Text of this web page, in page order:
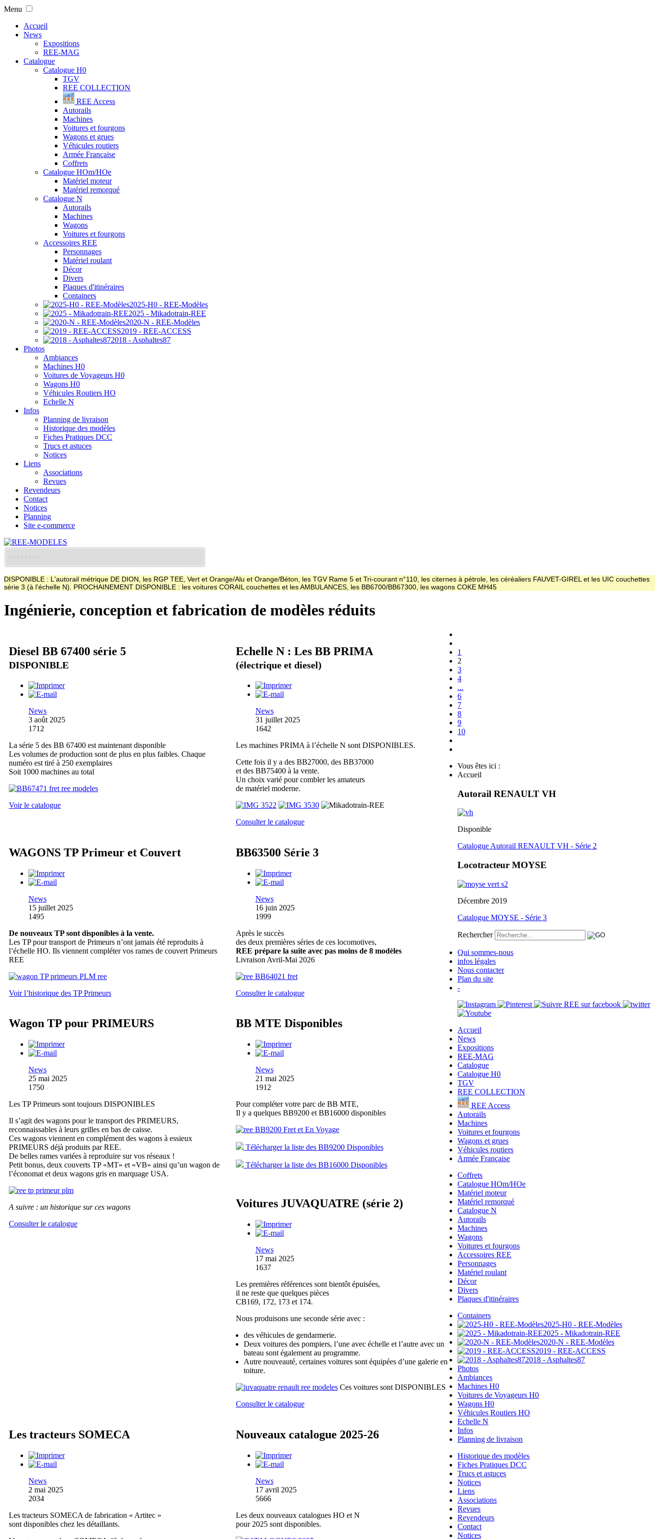
Menu
Accueil
News
Expositions
REE-MAG
Catalogue
Catalogue H0
TGV
REE COLLECTION
REE Access
Autorails
Machines
Voitures et fourgons
Wagons et grues
Véhicules routiers
Armée Française
Coffrets
Catalogue HOm/HOe
Matériel moteur
Matériel remorqué
Catalogue N
Autorails
Machines
Wagons
Voitures et fourgons
Accessoires REE
Personnages
Matériel roulant
Décor
Divers
Plaques d'itinéraires
Containers
2025-H0 - REE-Modèles
2025 - Mikadotrain-REE
2020-N - REE-Modèles
2019 - REE-ACCESS
2018 - Asphaltes87
Photos
Ambiances
Machines H0
Voitures de Voyageurs H0
Wagons H0
Véhicules Routiers HO
Echelle N
Infos
Planning de livraison
Historique des modèles
Fiches Pratiques DCC
Trucs et astuces
Notices
Liens
Associations
Revues
Revendeurs
Contact
Notices
Planning
Site e-commerce
DISPONIBLE : L'autorail métrique DE DION, les RGP TEE, Vert et Orange/Alu et Orange/Béton, les TGV Rame 5 et Tri-courant n°110, les citernes à pétrole, les céréaliers FAUVET-GIREL et les UIC couchettes
série 3 (à l'échelle N). PROCHAINEMENT DISPONIBLE : les voitures CORAIL couchettes et les AMBULANCES, les BB6700/BB67300, les wagons COKE MH45
Ingénierie, conception et fabrication de modèles réduits
Diesel BB 67400 série 5
DISPONIBLE
News
3 août 2025
1712
La série 5 des BB 67400 est maintenant disponible
Les volumes de production sont de plus en plus faibles. Chaque
numéro est tiré à 250 exemplaires
Soit 1000 machines au total
Voir le catalogue
Echelle N : Les BB PRIMA
(électrique et diesel)
News
31 juillet 2025
1642
Les machines PRIMA à l’échelle N sont DISPONIBLES.
Cette fois il y a des BB27000, des BB37000
et des BB75400 à la vente.
Un choix varié pour combler les amateurs
de matériel moderne.
Consulter le catalogue
WAGONS TP Primeur et Couvert
News
15 juillet 2025
1495
De nouveaux TP sont disponibles à la vente.
Les TP pour transport de Primeurs n’ont jamais été reproduits à
l’échelle HO. Ils viennent compléter vos rames de couvert Primeurs
REE
Voir l’historique des TP Primeurs
BB63500 Série 3
News
16 juin 2025
1999
Après le succès
des deux premières séries de ces locomotives,
REE prépare la suite avec pas moins de 8 modèles
Livraison Avril-Mai 2026
Consulter le catalogue
Wagon TP pour PRIMEURS
News
25 mai 2025
1750
Les TP Primeurs sont toujours DISPONIBLES
Il s’agit des wagons pour le transport des PRIMEURS,
reconnaissables à leurs grilles en bas de caisse.
Ces wagons viennent en complément des wagons à essieux
PRIMEURS déjà produits par REE.
De belles rames variées à reproduire sur vos réseaux !
Petit bonus, deux couverts TP «MT» et «VB» ainsi qu’un wagon de
l’économat et deux wagons gris en marquage USA.
A suivre : un historique sur ces wagons
Consulter le catalogue
BB MTE Disponibles
News
21 mai 2025
1912
Pour compléter votre parc de BB MTE,
Il y a quelques BB9200 et BB16000 disponibles
Télécharger la liste des BB9200 Disponibles
Télécharger la liste des BB16000 Disponibles
Voitures JUVAQUATRE (série 2)
News
17 mai 2025
1637
Les premières références sont bientôt épuisées,
il ne reste que quelques pièces
CB169, 172, 173 et 174.
Nous produisons une seconde série avec :
des véhicules de gendarmerie.
Deux voitures des pompiers, l’une avec échelle et l’autre avec un
bateau sont également au programme.
Autre nouveauté, certaines voitures sont équipées d’une galerie en
toiture.
Ces voitures sont DISPONIBLES
Consulter le catalogue
Les tracteurs SOMECA
News
2 mai 2025
2034
Les tracteurs SOMECA de fabrication « Artitec »
sont disponibles chez les détaillants.
Nouveaux catalogue 2025-26
News
17 avril 2025
5666
Les deux nouveaux catalogues HO et N
pour 2025 sont disponibles.
1
2
3
4
...
6
7
8
9
10
Vous êtes ici :
Accueil
Autorail RENAULT VH
Disponible
Catalogue Autorail RENAULT VH - Série 2
Locotracteur MOYSE
Décembre 2019
Catalogue MOYSE - Série 3
Rechercher
Qui sommes-nous
infos légales
Nous contacter
Plan du site
-
Accueil
News
Expositions
REE-MAG
Catalogue
Catalogue H0
TGV
REE COLLECTION
REE Access
Autorails
Machines
Voitures et fourgons
Wagons et grues
Véhicules routiers
Armée Française
Coffrets
Catalogue HOm/HOe
Matériel moteur
Matériel remorqué
Catalogue N
Autorails
Machines
Wagons
Voitures et fourgons
Accessoires REE
Personnages
Matériel roulant
Décor
Divers
Plaques d'itinéraires
Containers
2025-H0 - REE-Modèles
2025 - Mikadotrain-REE
2020-N - REE-Modèles
2019 - REE-ACCESS
2018 - Asphaltes87
Photos
Ambiances
Machines H0
Voitures de Voyageurs H0
Wagons H0
Véhicules Routiers HO
Echelle N
Infos
Planning de livraison
Historique des modèles
Fiches Pratiques DCC
Trucs et astuces
Notices
Liens
Associations
Revues
Revendeurs
Contact
Notices